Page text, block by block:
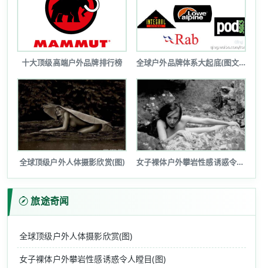
十大顶级高端户外品牌排行榜 全球户外品牌体系大起底(图文详解)
全球顶级户外人体摄影欣赏(图) 女子裸体户外攀岩性感诱惑令人瞠目(图...
旅途奇闻
全球顶级户外人体摄影欣赏(图)
女子裸体户外攀岩性感诱惑令人瞠目(图)